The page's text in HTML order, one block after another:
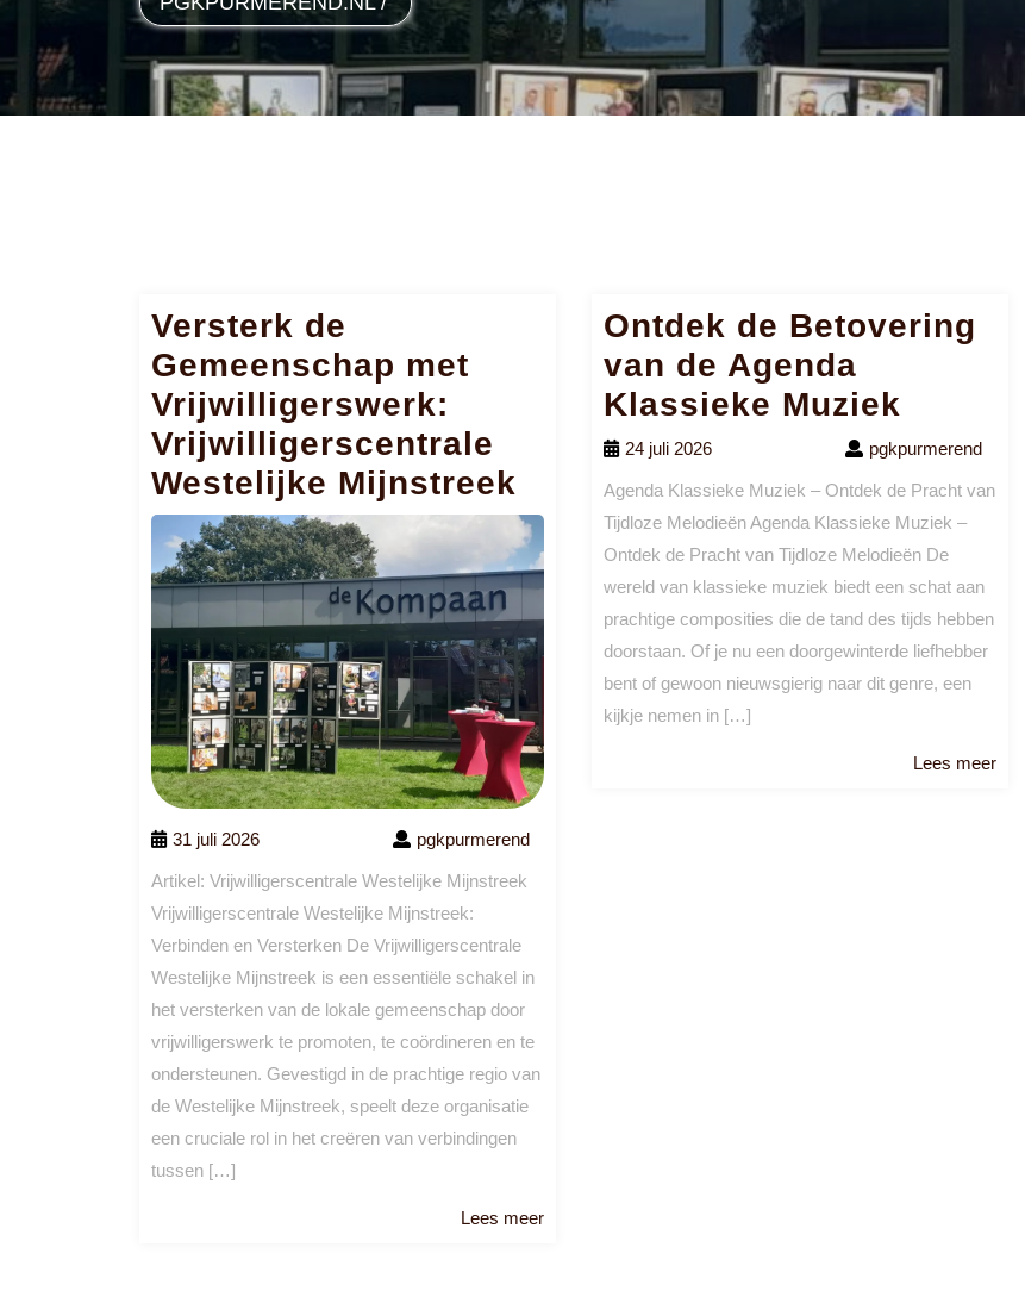
Versterk de
Gemeenschap met
Vrijwilligerswerk:
Vrijwilligerscentrale
Westelijke Mijnstreek
31 juli 2026 pgkpurmerend
Artikel: Vrijwilligerscentrale Westelijke Mijnstreek
Vrijwilligerscentrale Westelijke Mijnstreek:
Verbinden en Versterken De Vrijwilligerscentrale
Westelijke Mijnstreek is een essentiële schakel in
het versterken van de lokale gemeenschap door
vrijwilligerswerk te promoten, te coördineren en te
ondersteunen. Gevestigd in de prachtige regio van
de Westelijke Mijnstreek, speelt deze organisatie
een cruciale rol in het creëren van verbindingen
tussen […]
Lees meerLees
Ontdek de Betovering
van de Agenda
Klassieke Muziek
24 juli 2026 pgkpurmerend
Agenda Klassieke Muziek – Ontdek de Pracht van
Tijdloze Melodieën Agenda Klassieke Muziek –
Ontdek de Pracht van Tijdloze Melodieën De
wereld van klassieke muziek biedt een schat aan
prachtige composities die de tand des tijds hebben
doorstaan. Of je nu een doorgewinterde liefhebber
bent of gewoon nieuwsgierig naar dit genre, een
kijkje nemen in […]
Lees meerLees